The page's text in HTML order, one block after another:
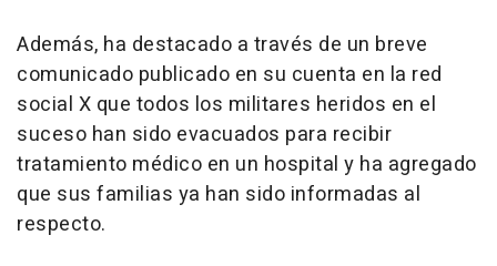
Además, ha destacado a través de un breve
comunicado publicado en su cuenta en la red
social X que todos los militares heridos en el
suceso han sido evacuados para recibir
tratamiento médico en un hospital y ha agregado
que sus familias ya han sido informadas al
respecto.